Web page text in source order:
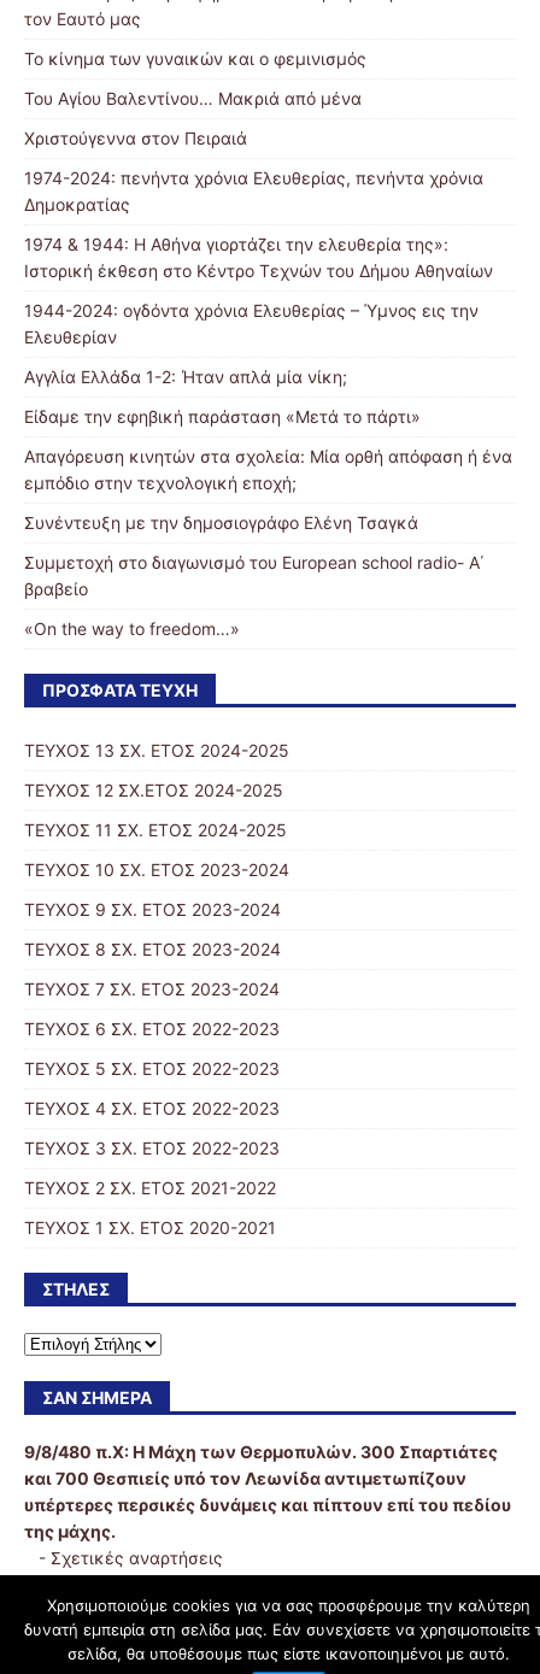
τον Εαυτό μας
Το κίνημα των γυναικών και ο φεμινισμός
Του Αγίου Βαλεντίνου… Μακριά από μένα
Χριστούγεννα στον Πειραιά
1974-2024: πενήντα χρόνια Ελευθερίας, πενήντα χρόνια
Δημοκρατίας
1974 & 1944: Η Αθήνα γιορτάζει την ελευθερία της»:
Ιστορική έκθεση στο Κέντρο Τεχνών του Δήμου Αθηναίων
1944-2024: ογδόντα χρόνια Ελευθερίας – Ύμνος εις την
Ελευθερίαν
Αγγλία Ελλάδα 1-2: Ήταν απλά μία νίκη;
Είδαμε την εφηβική παράσταση «Μετά το πάρτι»
Απαγόρευση κινητών στα σχολεία: Μία ορθή απόφαση ή ένα
εμπόδιο στην τεχνολογική εποχή;
Συνέντευξη με την δημοσιογράφο Ελένη Τσαγκά
Συμμετοχή στο διαγωνισμό του European school radio- Α΄
βραβείο
«On the way to freedom…»
ΠΡΌΣΦΑΤΑ ΤΕΎΧΗ
ΤΕΥΧΟΣ 13 ΣΧ. ΕΤΟΣ 2024-2025
ΤΕΥΧΟΣ 12 ΣΧ.ΕΤΟΣ 2024-2025
ΤΕΥΧΟΣ 11 ΣΧ. ΕΤΟΣ 2024-2025
TΕΥΧΟΣ 10 ΣΧ. ΕΤΟΣ 2023-2024
ΤΕΥΧΟΣ 9 ΣΧ. ΕΤΟΣ 2023-2024
ΤΕΥΧΟΣ 8 ΣΧ. ΕΤΟΣ 2023-2024
ΤΕΥΧΟΣ 7 ΣΧ. ΕΤΟΣ 2023-2024
ΤΕΥΧΟΣ 6 ΣΧ. ΕΤΟΣ 2022-2023
ΤΕΥΧΟΣ 5 ΣΧ. ΕΤΟΣ 2022-2023
ΤΕΥΧΟΣ 4 ΣΧ. ΕΤΟΣ 2022-2023
ΤΕΥΧΟΣ 3 ΣΧ. ΕΤΟΣ 2022-2023
ΤΕΥΧΟΣ 2 ΣΧ. ΕΤΟΣ 2021-2022
ΤΕΥΧΟΣ 1 ΣΧ. ΕΤΟΣ 2020-2021
ΣΤΉΛΕΣ
ΣΑΝ ΣΉΜΕΡΑ
9/8/480 π.Χ:Η Μάχη των Θερμοπυλών. 300 Σπαρτιάτες
και 700 Θεσπιείς υπό τον Λεωνίδα αντιμετωπίζουν
υπέρτερες περσικές δυνάμεις και πίπτουν επί του πεδίου
της μάχης.
- Σχετικές αναρτήσεις
schoolpress.sch.gr
Χρησιμοποιούμε cookies για να σας προσφέρουμε την καλύτερη
δυνατή εμπειρία στη σελίδα μας. Εάν συνεχίσετε να χρησιμοποιείτε
σελίδα, θα υποθέσουμε πως είστε ικανοποιημένοι με αυτό.